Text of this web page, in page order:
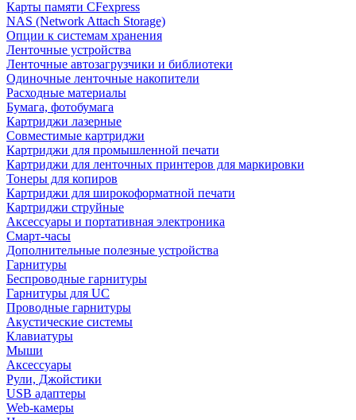
Карты памяти CFexpress
NAS (Network Attach Storage)
Опции к системам хранения
Ленточные устройства
Ленточные автозагрузчики и библиотеки
Одиночные ленточные накопители
Расходные материалы
Бумага, фотобумага
Картриджи лазерные
Совместимые картриджи
Картриджи для промышленной печати
Картриджи для ленточных принтеров для маркировки
Тонеры для копиров
Картриджи для широкоформатной печати
Картриджи струйные
Аксессуары и портативная электроника
Смарт-часы
Дополнительные полезные устройства
Гарнитуры
Беспроводные гарнитуры
Гарнитуры для UC
Проводные гарнитуры
Акустические системы
Клавиатуры
Мыши
Аксессуары
Рули, Джойстики
USB адаптеры
Web-камеры